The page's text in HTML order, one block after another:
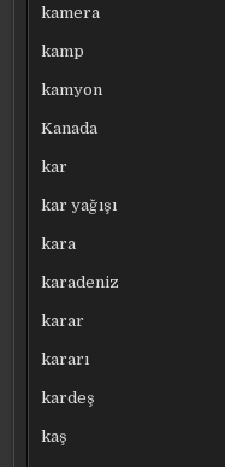
kamera
kamp
kamyon
Kanada
kar
kar yağışı
kara
karadeniz
karar
kararı
kardeş
kaş